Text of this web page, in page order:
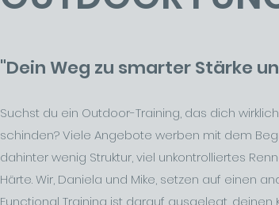
"Dein Weg zu smarter Stärke
Suchst du ein Outdoor-Training, das dich
schinden? Viele Angebote werben mit dem
dahinter wenig Struktur, viel unkontrolliertes
Härte. Wir, Daniela und Mike, setzen auf einen
Functional Training ist darauf ausgelegt, deinen